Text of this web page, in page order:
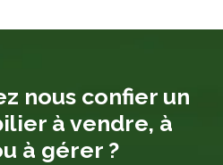
nous confier un
à vendre, à
à gérer ?